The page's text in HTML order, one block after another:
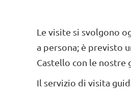
Le visite si svolgono
a persona; è previsto
Castello con le nostre
Il servizio di visita